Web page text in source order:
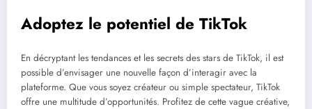
Adoptez le potentiel de TikTok
En décryptant les tendances et les secrets des stars de TikTok, il est
possible d’envisager une nouvelle façon d’interagir avec la
plateforme. Que vous soyez créateur ou simple spectateur, TikTok
offre une multitude d’opportunités. Profitez de cette vague créative,